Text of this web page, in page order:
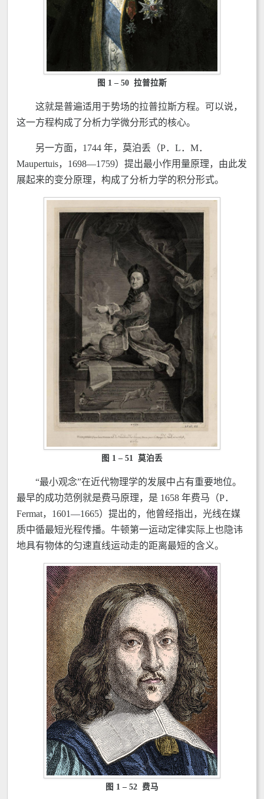
图 1 – 50 拉普拉斯
这就是普遍适用于势场的拉普拉斯方程。可以说，
这一方程构成了分析力学微分形式的核心。
另一方面，1744 年，莫泊丢（P．L．M．
Maupertuis，1698—1759）提出最小作用量原理，由此发
展起来的变分原理，构成了分析力学的积分形式。
图 1 – 51 莫泊丢
“最小观念”在近代物理学的发展中占有重要地位。
最早的成功范例就是费马原理，是 1658 年费马（P．
Fermat，1601—1665）提出的，他曾经指出，光线在媒
质中循最短光程传播。牛顿第一运动定律实际上也隐讳
地具有物体的匀速直线运动走的距离最短的含义。
图 1 – 52 费马